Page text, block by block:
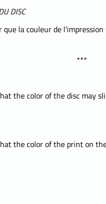
DISC
que la couleur de
***
the color of the disc may
the color of the print on